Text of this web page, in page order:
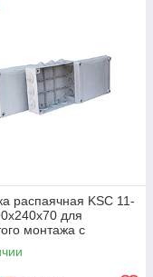
распаячная KSC 11-
для
монтажа с
вводами IP55